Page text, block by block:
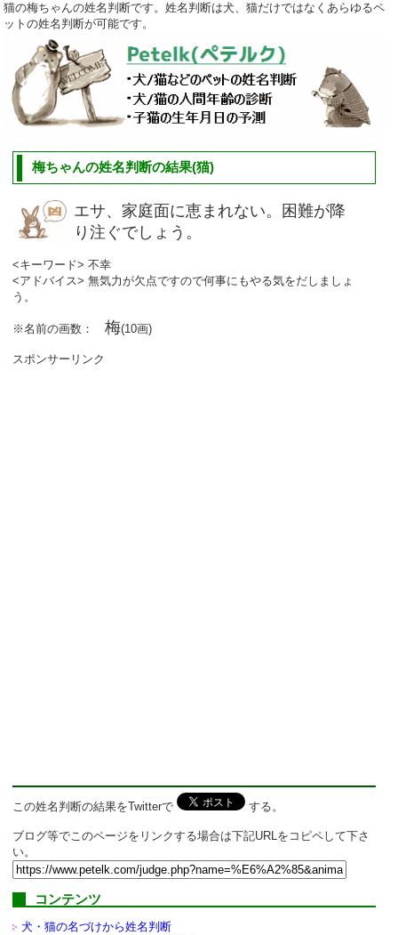
猫の梅ちゃんの姓名判断です。姓名判断は犬、猫だけではなくあらゆるペ
ットの姓名判断が可能です。
梅ちゃんの姓名判断の結果(猫)
エサ、家庭面に恵まれない。困難が降
り注ぐでしょう。
<キーワード> 不幸
<アドバイス> 無気力が欠点ですので何事にもやる気をだしましょ
う。
※名前の画数：梅(10画)
スポンサーリンク
この姓名判断の結果をTwitterで する。
ブログ等でこのページをリンクする場合は下記URLをコピペして下さ
い。
コンテンツ
犬・猫の名づけから姓名判断